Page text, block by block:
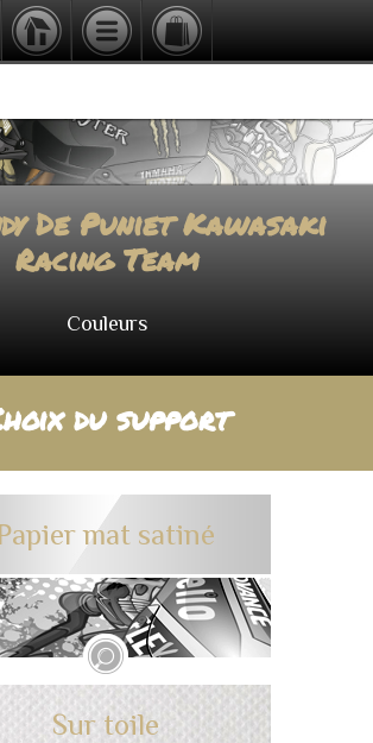
De Puniet Kawasaki
Racing Team
Couleurs
du support
mat satiné
Sur toile